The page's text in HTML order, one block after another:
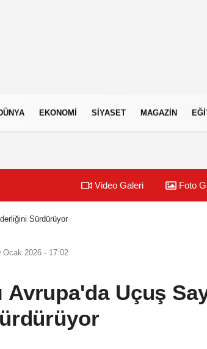
EKONOMI SIYASET MAGAZIN
Video Galeri Foto
Sürdürüyor
Ocak 2026 - 17:02
Uçuş